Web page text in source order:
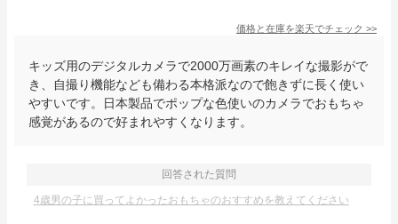
価格と在庫を楽天でチェック >>
キッズ用のデジタルカメラで2000万画素のキレイな撮影がで
き、自撮り機能なども備わる本格派なので飽きずに長く使い
やすいです。日本製品でポップな色使いのカメラでおもちゃ
感覚があるので好まれやすくなります。
回答された質問
4歳男の子に買ってよかったおもちゃのおすすめを教えてください